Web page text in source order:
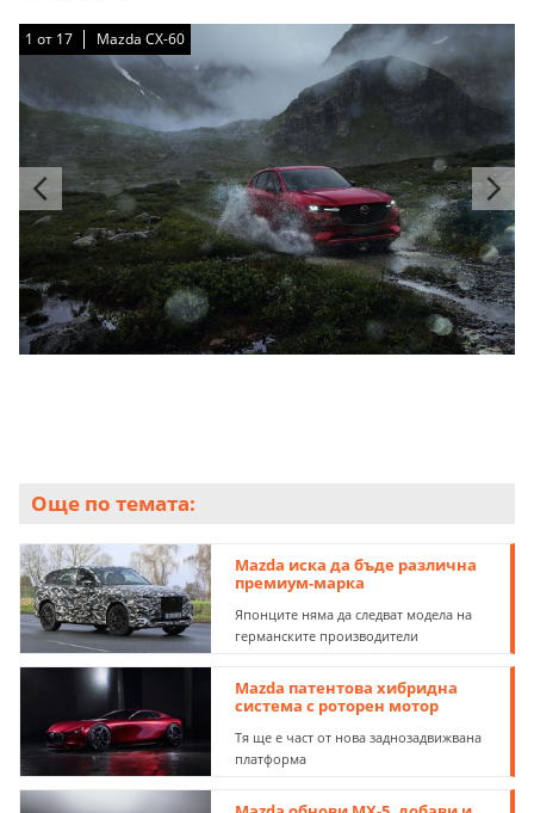
1 от 17 Mazda CX-60
1 от 17 Mazda CX-60
1 от 17 Mazda CX-60
1 от 17 Mazda CX-60
1 от 17 Mazda CX-60
1 от 17 Mazda CX-60
1 от 17 Mazda CX-60
1 от 17 Mazda CX-60
1 от 17 Mazda CX-60
1 от 17 Mazda CX-60
1 от 17 Mazda CX-60
1 от 17 Mazda CX-60
1 от 17 Mazda CX-60
1 от 17 Mazda CX-60
1 от 17 Mazda CX-60
1 от 17 Mazda CX-60
1 от 17 Mazda CX-60
Още по темата:
Mazda иска да бъде различна
премиум-марка
Японците няма да следват модела на
германските производители
Mazda патентова хибридна
система с роторен мотор
Тя ще е част от нова заднозадвижвана
платформа